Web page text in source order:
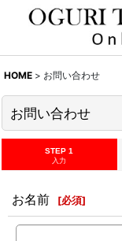
HOME > お問い合わせ
お問い合わせ
STEP 1
入力
お名前 [必須]